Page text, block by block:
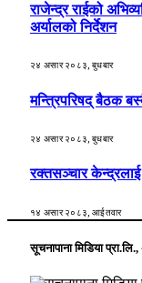
राजेन्द्र राईको
अर्यालको निर्देशन
२४ असार २०८३, बुधबार
मन्त्रिपरिषद् बैठक
२४ असार २०८३, बुधबार
रक्तसञ्चार
१४ असार २०८३, आईतवार
सूचनापाना मिडिया